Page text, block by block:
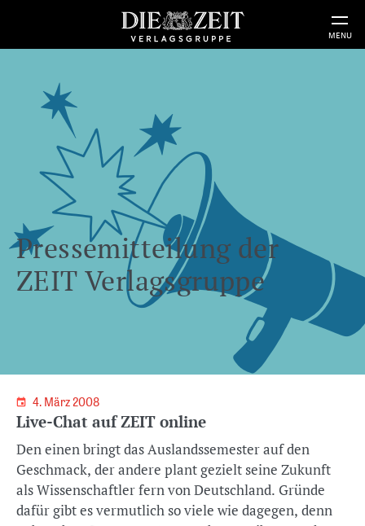
MENU
Pressemitteilung der
ZEIT Verlagsgruppe
4. März 2008
Live-Chat auf ZEIT online
Den einen bringt das Auslandssemester auf den
Geschmack, der andere plant gezielt seine Zukunft
als Wissenschaftler fern von Deutschland. Gründe
dafür gibt es vermutlich so viele wie dagegen, denn